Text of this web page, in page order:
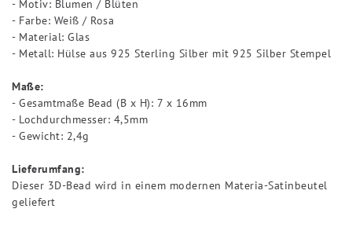
- Motiv: Blumen / Blüten
- Farbe: Weiß / Rosa
- Material: Glas
- Metall: Hülse aus 925 Sterling Silber mit 925 Silber Stempel
Maße:
- Gesamtmaße Bead (B x H): 7 x 16mm
- Lochdurchmesser: 4,5mm
- Gewicht: 2,4g
Lieferumfang:
Dieser 3D-Bead wird in einem modernen Materia-Satinbeutel
geliefert